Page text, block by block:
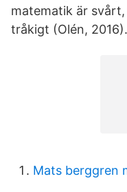
matematik är
tråkigt (Olén, 2016).
Mats berggren